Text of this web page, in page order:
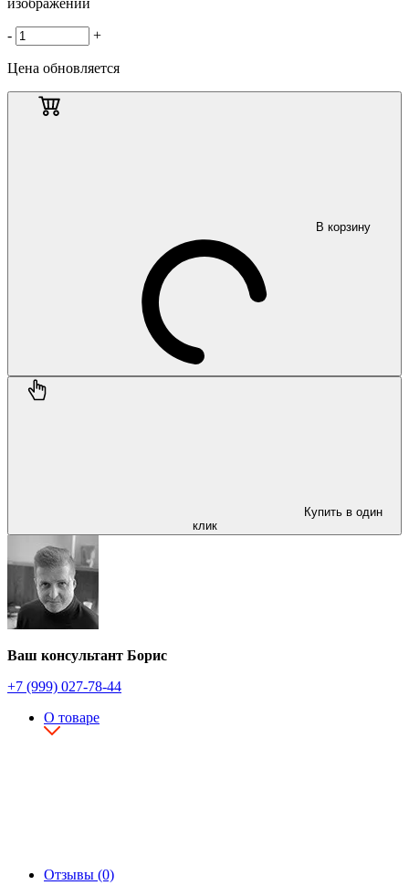
- +
Цена обновляется
В корзину
Купить в один
клик
Ваш консультант Борис
+7 (999) 027-78-44
О товаре
Отзывы (0)